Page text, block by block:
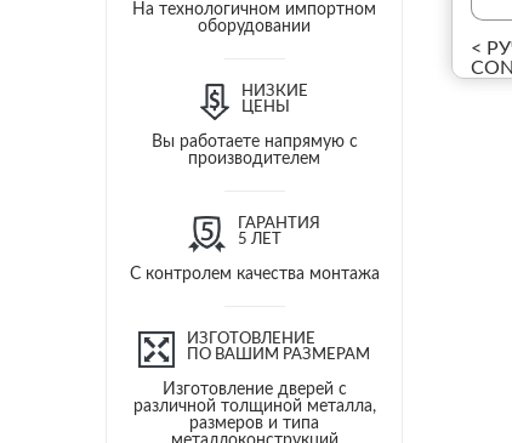
На технологичном импортном
оборудовании
НИЗКИЕ
ЦЕНЫ
Вы работаете напрямую с
производителем
ГАРАНТИЯ
5 ЛЕТ
С контролем качества монтажа
ИЗГОТОВЛЕНИЕ
ПО ВАШИМ РАЗМЕРАМ
Изготовление дверей с
различной толщиной металла,
размеров и типа
<